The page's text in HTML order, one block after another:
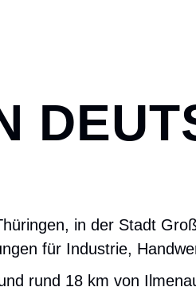
in der Stadt
für Industrie,
rund 18 km von